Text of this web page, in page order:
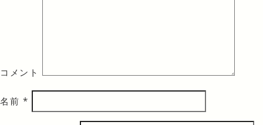
コメント
名前 *